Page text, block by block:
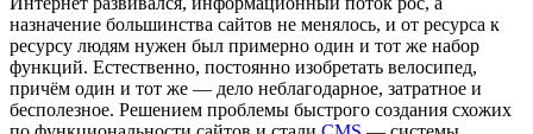
назначение большинства сайтов не менялось, и от ресурса к
ресурсу людям нужен был примерно один и тот же набор
функций. Естественно, постоянно изобретать велосипед,
причём один и тот же — дело неблагодарное, затратное и
бесполезное. Решением проблемы быстрого создания схожих